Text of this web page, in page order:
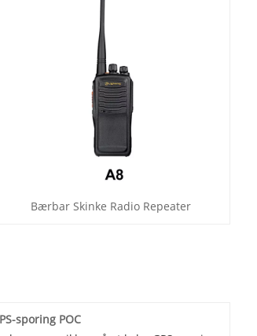
Bærbar Skinke Radio Repeater
sporing POC